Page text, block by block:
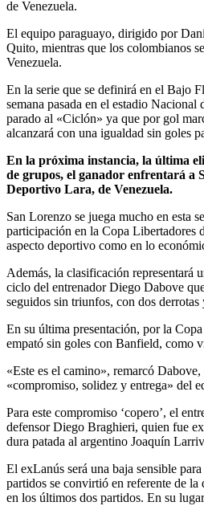
de Venezuela.
El equipo paraguayo, dirigido por
Quito, mientras que los colombianos
Venezuela.
En la serie que se definirá en el Bajo
semana pasada en el estadio Nacional
parado al «Ciclón» ya que por gol
alcanzará con una igualdad sin goles
En la próxima instancia, la última
de grupos, el ganador enfrentará a
Deportivo Lara, de Venezuela.
San Lorenzo se juega mucho en esta
participación en la Copa Libertadores
aspecto deportivo como en lo
Además, la clasificación representará
ciclo del entrenador Diego Dabove
seguidos sin triunfos, con dos derrotas
En su última presentación, por la
empató sin goles con Banfield, como
«Este es el camino», remarcó
«compromiso, solidez y entrega» del
Para este compromiso ‘copero’, el
defensor Diego Braghieri, quien fue
dura patada al argentino Joaquín
El exLanús será una baja sensible
partidos se convirtió en referente de la
en los últimos dos partidos. En su